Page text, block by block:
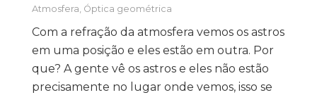
Atmosfera Óptica geométrica
Com a refração da atmosfera vemos os astros
em uma posição e eles estão em outra. Por
que? A gente vê os astros e eles não estão
precisamente no lugar onde vemos, isso se